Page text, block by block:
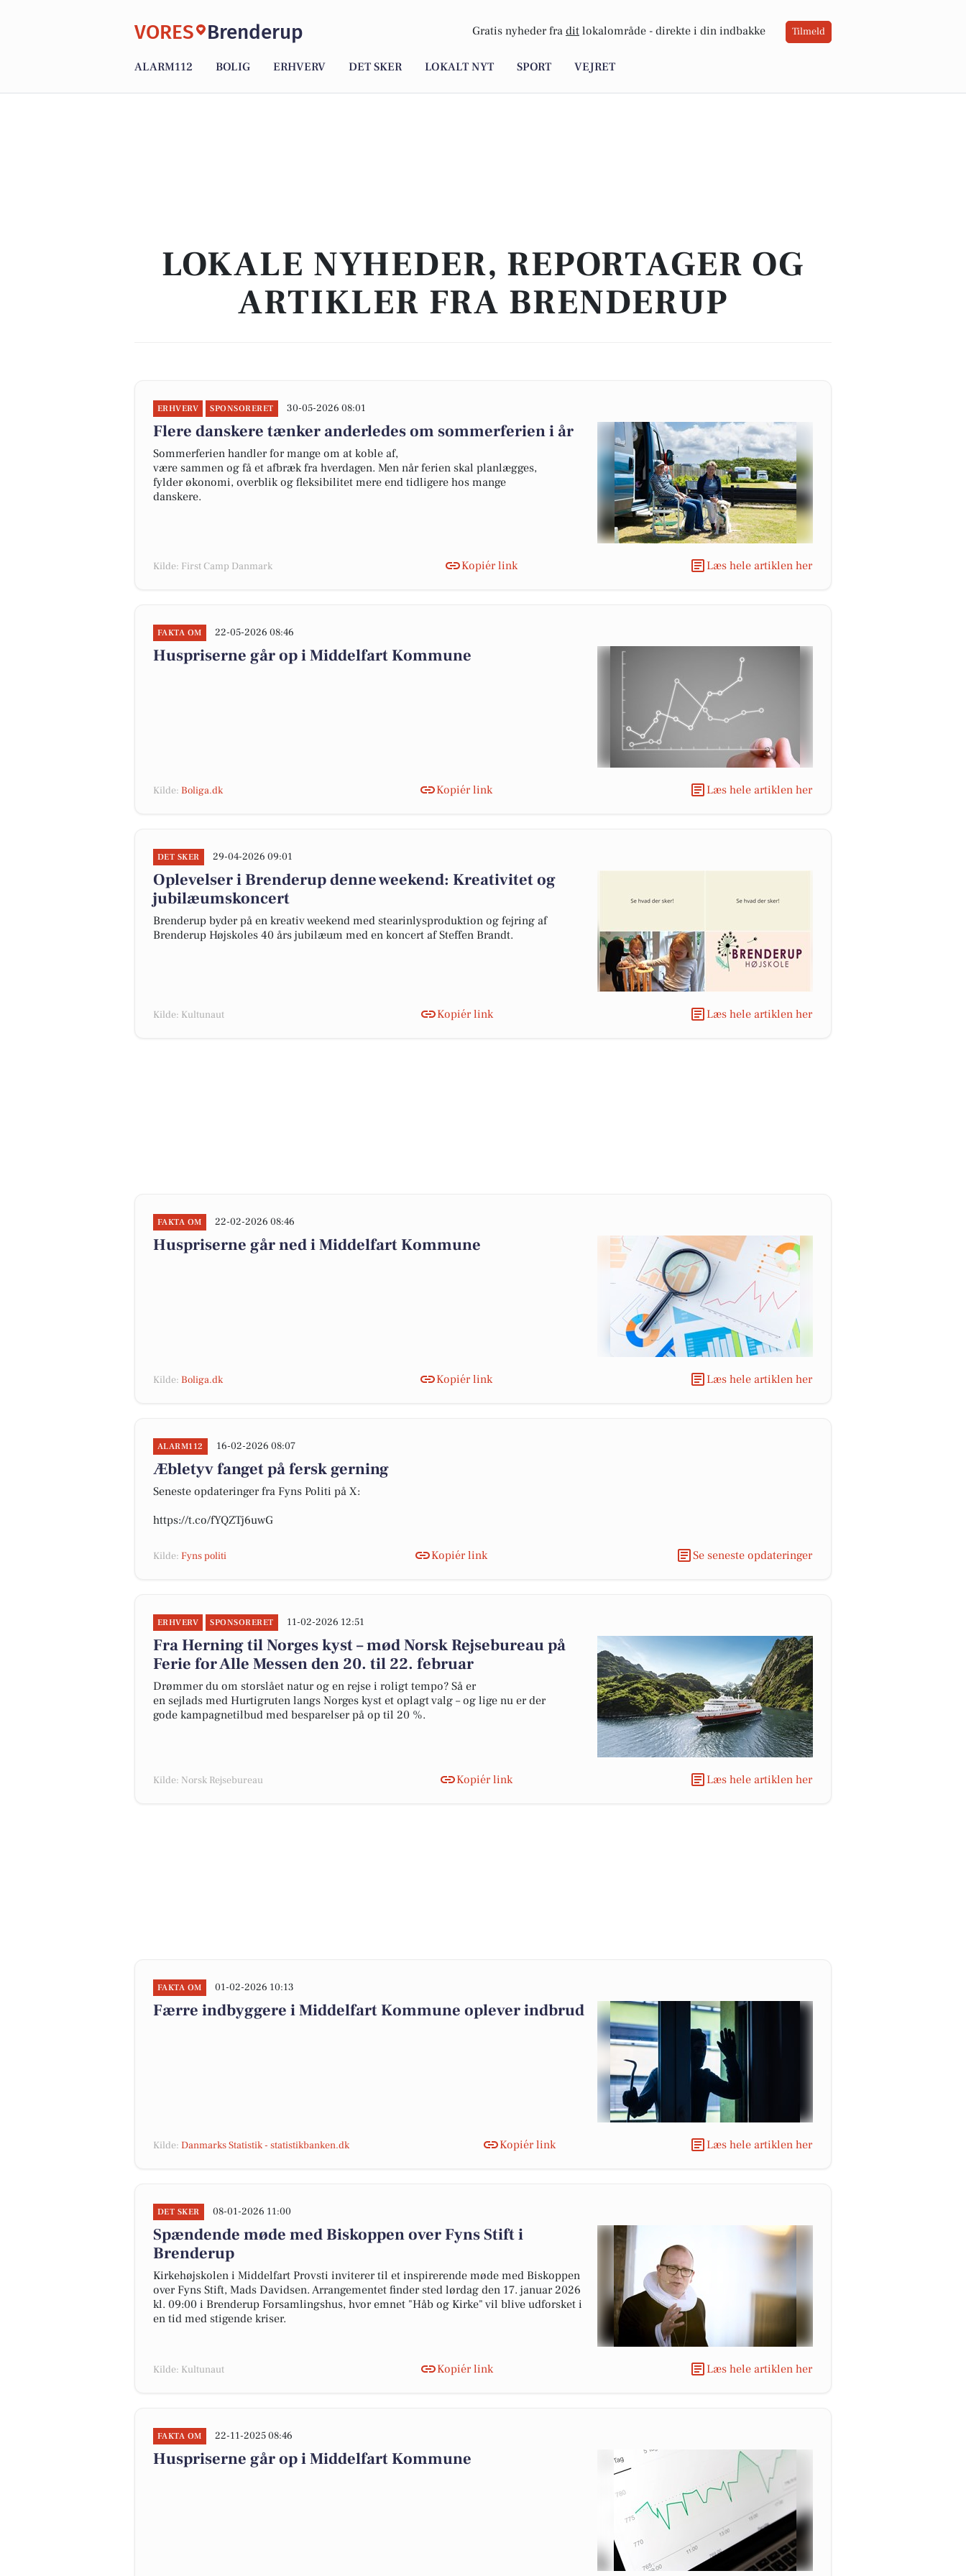
VORES Brenderup Gratis nyheder fra dit lokalområde - direkte i din indbakke Tilmeld
ALARM112 BOLIG ERHVERV DET SKER LOKALT NYT SPORT VEJRET
LOKALE NYHEDER, REPORTAGER OG
ARTIKLER FRA BRENDERUP
ERHVERV SPONSORERET 30-05-2026 08:01
Flere danskere tænker anderledes om sommerferien i år
Sommerferien handler for mange om at koble af,
være sammen og få et afbræk fra hverdagen. Men når ferien skal planlægges,
fylder økonomi, overblik og fleksibilitet mere end tidligere hos mange
danskere.
Kilde: First Camp Danmark Kopiér link Læs hele artiklen her
FAKTA OM 22-05-2026 08:46
Huspriserne går op i Middelfart Kommune
Kilde: Boliga.dk Kopiér link Læs hele artiklen her
DET SKER 29-04-2026 09:01
Oplevelser i Brenderup denne weekend: Kreativitet og
jubilæumskoncert
Brenderup byder på en kreativ weekend med stearinlysproduktion og fejring af
Brenderup Højskoles 40 års jubilæum med en koncert af Steffen Brandt.
Kilde: Kultunaut Kopiér link Læs hele artiklen her
FAKTA OM 22-02-2026 08:46
Huspriserne går ned i Middelfart Kommune
Kilde: Boliga.dk Kopiér link Læs hele artiklen her
ALARM112 16-02-2026 08:07
Æbletyv fanget på fersk gerning
Seneste opdateringer fra Fyns Politi på X:
https://t.co/fYQZTj6uwG
Kilde: Fyns politi Kopiér link Se seneste opdateringer
ERHVERV SPONSORERET 11-02-2026 12:51
Fra Herning til Norges kyst – mød Norsk Rejsebureau på
Ferie for Alle Messen den 20. til 22. februar
Drømmer du om storslået natur og en rejse i roligt tempo? Så er
en sejlads med Hurtigruten langs Norges kyst et oplagt valg – og lige nu er der
gode kampagnetilbud med besparelser på op til 20 %.
Kilde: Norsk Rejsebureau Kopiér link Læs hele artiklen her
FAKTA OM 01-02-2026 10:13
Færre indbyggere i Middelfart Kommune oplever indbrud
Kilde: Danmarks Statistik - statistikbanken.dk Kopiér link Læs hele artiklen her
DET SKER 08-01-2026 11:00
Spændende møde med Biskoppen over Fyns Stift i
Brenderup
Kirkehøjskolen i Middelfart Provsti inviterer til et inspirerende møde med Biskoppen
over Fyns Stift, Mads Davidsen. Arrangementet finder sted lørdag den 17. januar 2026
kl. 09:00 i Brenderup Forsamlingshus, hvor emnet "Håb og Kirke" vil blive udforsket i
en tid med stigende kriser.
Kilde: Kultunaut Kopiér link Læs hele artiklen her
FAKTA OM 22-11-2025 08:46
Huspriserne går op i Middelfart Kommune